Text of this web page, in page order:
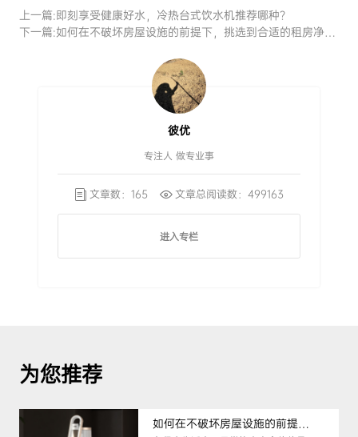
上一篇:即刻享受健康好水，冷热台式饮水机推荐哪种？
下一篇:如何在不破坏房屋设施的前提下，挑选到合适的租房净水器
彼优
专注人 做专业事
文章数：165 文章总阅读数：499163
进入专栏
为您推荐
如何在不破坏房屋设施的前提下，挑选到合适的租房净水器